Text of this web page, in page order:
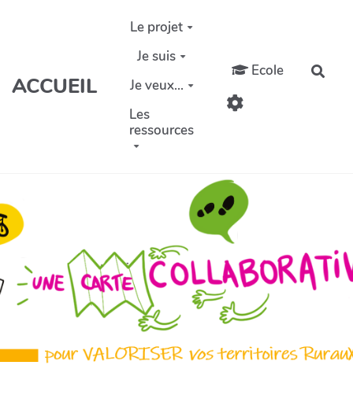
Aller au contenu principal
ACCUEIL
Le projet
Je suis
Je veux...
Les
ressources
Ecole